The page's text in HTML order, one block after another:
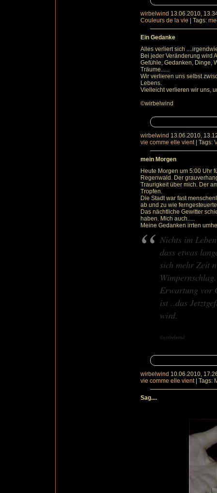
wirbelwind 13.06.2010,
Couleurs de la vie
Tags:
Ein Gedanke
Alles verliert sich
Bei jeder Veränderung wird
Gefühle, Gedanken, Dinge,
Träume......
Wir verlieren uns selbst
Lebens.
Vielleicht verlieren wir uns,
©wirbelwind
wirbelwind 13.06.2010,
vie comme elle vient| Tags:
mein Morgen
Heute Morgen um 5:00 Uhr
Regenwald. Der
Traurigkeit über mich. Der
Tropfen.
Die Stadt war fast
ab und zu wie
Das nächtliche Gewitter
haben. Mich auch.....
Meine Gedanken irrten
Nichts im
dass etwas
sich mehr Zeit
Erwartung vor
ist ..das
wird.
©wirbelwind
wirbelwind 10.06.2010,
vie comme elle vient| Tags:
Sag....